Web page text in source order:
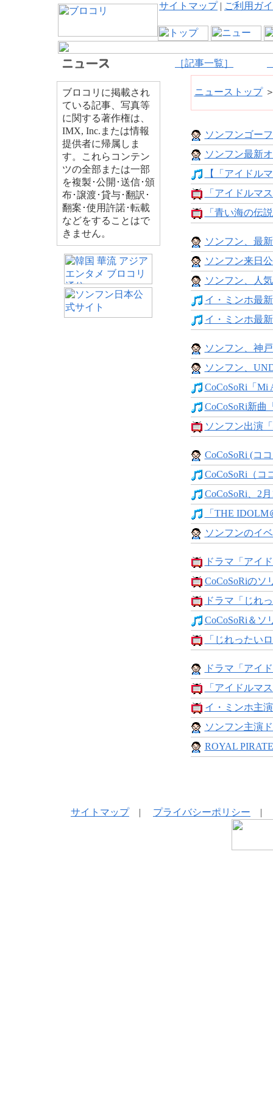
サイトマップ| ご利用ガ
［記事一覧］
ブロコリに掲載され
ている記事、写真等
に関する著作権は、
IMX, Inc.または情報
提供者に帰属しま
す。これらコンテン
ツの全部または一部
を複製･公開･送信･頒
布･譲渡･貸与･翻訳･
翻案･使用許諾･転載
などをすることはで
きません。
ニューストップ
ソンフンゴー
ソンフン最新
【「アイドル
「アイドルマ
「青い海の伝
ソンフン、最
ソンフン来日
ソンフン、人
イ・ミンホ最
イ・ミンホ最
ソンフン、神
ソンフン、
CoCoSoRi「Mi
CoCoSoRi新曲
ソンフン出演
CoCoSoRi (コ
CoCoSoRi（コ
CoCoSoRi、2
「THE IDOLM
ソンフンのイ
ドラマ「アイ
CoCoSoRiのソ
ドラマ「じれ
CoCoSoRi＆ソ
「じれったい
ドラマ「アイ
「アイドルマ
イ・ミンホ主
ソンフン主演
ROYAL
サイトマップ| プライバシーポリシー